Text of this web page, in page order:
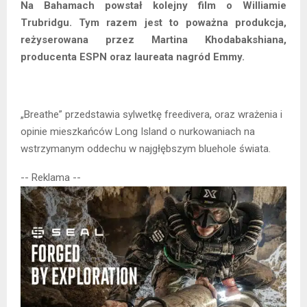
Na Bahamach powstał kolejny film o Williamie
Trubridgu. Tym razem jest to poważna produkcja,
reżyserowana przez Martina Khodabakshiana,
producenta ESPN oraz laureata nagród Emmy.
„Breathe” przedstawia sylwetkę freedivera, oraz wrażenia i
opinie mieszkańców Long Island o nurkowaniach na
wstrzymanym oddechu w najgłębszym bluehole świata.
-- Reklama --